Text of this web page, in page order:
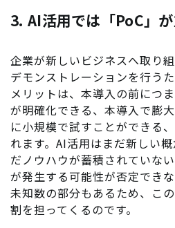
3. AI活用では「PoC」
企業が新しいビジネスへ取り
デモンストレーションを行う
メリットは、本導入の前につ
が明確化できる、本導入で膨
に小規模で試すことができる
れます。AI活用はまだ新しい
だノウハウが蓄積されていな
が発生する可能性が否定でき
未知数の部分もあるため、こ
割を担ってくるのです。